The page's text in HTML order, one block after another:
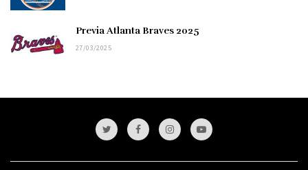
Previa Atlanta Braves 2025
27/03/2025